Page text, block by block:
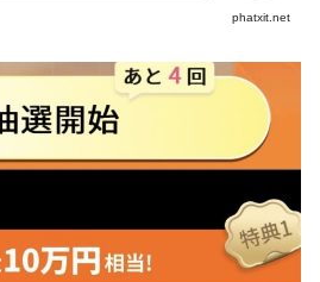
phatxit.net